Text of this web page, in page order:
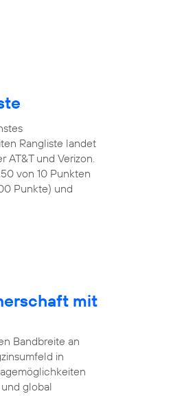
Rangliste landet
AT&T und Verizon.
von 10 Punkten
Punkte) und
mit
Bandbreite an
in
global